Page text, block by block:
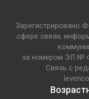
Зарегистрировано
сфере связи,
за номером ЭЛ №
Связь с